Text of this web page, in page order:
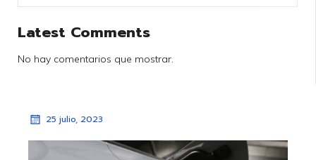
Latest Comments
No hay comentarios que mostrar.
25 julio, 2023